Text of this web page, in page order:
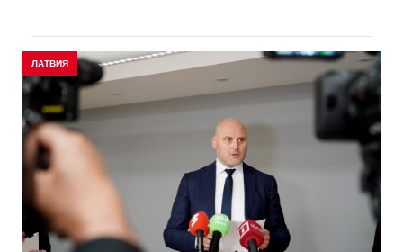
ЛАТВИЯ